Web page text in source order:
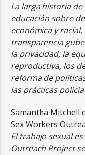
La larga historia de
educación sobre
económica y
transparencia
la privacidad, la
reproductiva, los
reforma de
las prácticas
Samantha Mitchell
Sex Workers
El trabajo sexual
Outreach Project